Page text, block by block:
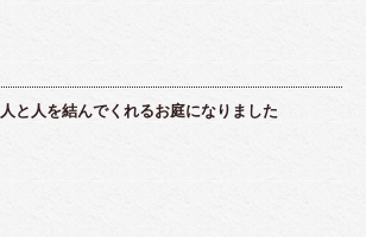
人と人を結んでくれるお庭になりました